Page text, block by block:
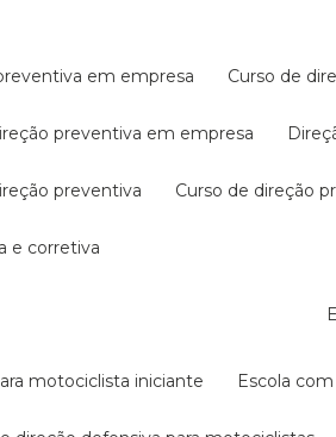
em empresa curso de
preventiva em empresa
preventiva curso de direção
e corretiva
motociclista iniciante escola